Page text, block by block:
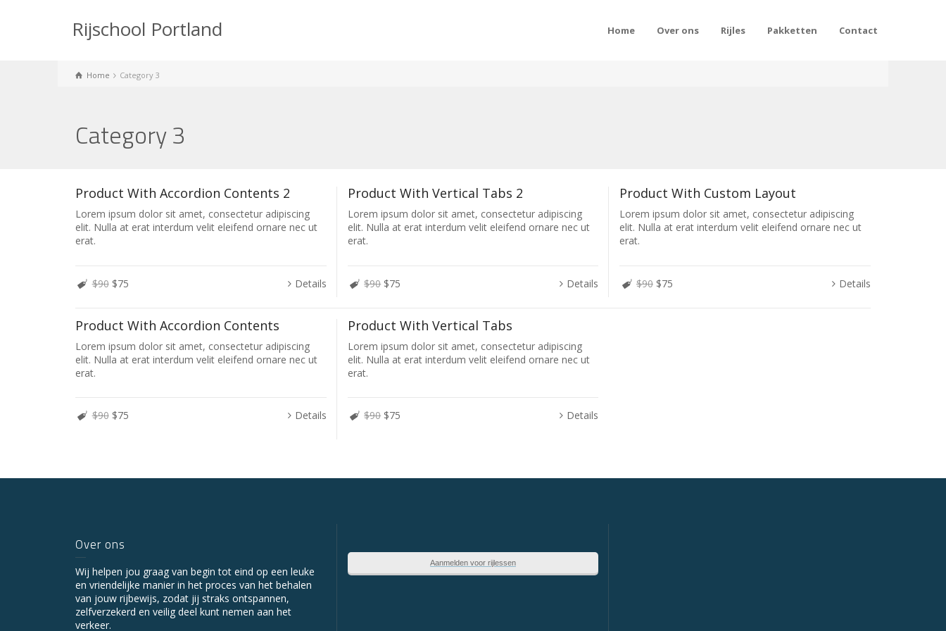
Rijschool Portland Home Over ons Rijles Pakketten Contact
Home Category 3
Category 3
Product With Accordion Contents 2
Lorem ipsum dolor sit amet, consectetur adipiscing
elit. Nulla at erat interdum velit eleifend ornare nec ut
erat.
$90 $75 Details
Product With Vertical Tabs 2
Lorem ipsum dolor sit amet, consectetur adipiscing
elit. Nulla at erat interdum velit eleifend ornare nec ut
erat.
$90 $75 Details
Product With Custom Layout
Lorem ipsum dolor sit amet, consectetur adipiscing
elit. Nulla at erat interdum velit eleifend ornare nec ut
erat.
$90 $75 Details
Product With Accordion Contents
Lorem ipsum dolor sit amet, consectetur adipiscing
elit. Nulla at erat interdum velit eleifend ornare nec ut
erat.
$90 $75 Details
Product With Vertical Tabs
Lorem ipsum dolor sit amet, consectetur adipiscing
elit. Nulla at erat interdum velit eleifend ornare nec ut
erat.
$90 $75 Details
Over ons
Wij helpen jou graag van begin tot eind op een leuke
en vriendelijke manier in het proces van het behalen
van jouw rijbewijs, zodat jij straks ontspannen,
zelfverzekerd en veilig deel kunt nemen aan het
verkeer.
Aanmelden voor rijlessen